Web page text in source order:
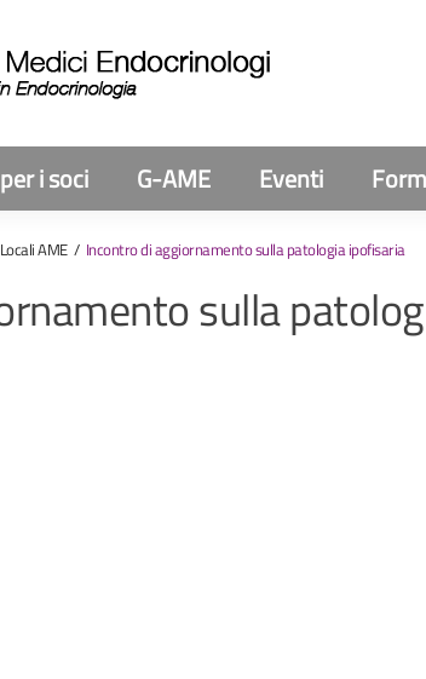
i soci G-AME Eventi
AME Incontro di aggiornamento sulla patologia ipofisaria
sulla